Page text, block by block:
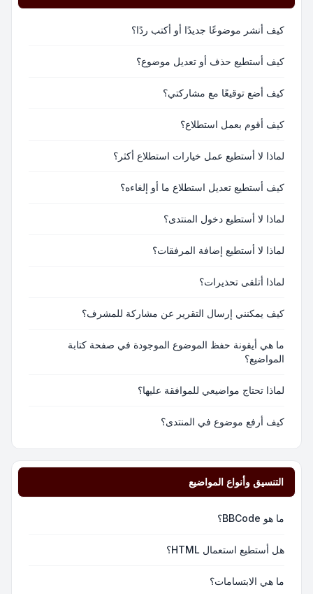
كيف أنشر موضوعًا جديدًا أو أكتب ردًا؟
كيف أستطيع حذف أو تعديل موضوع؟
كيف أضع توقيعًا مع مشاركتي؟
كيف أقوم بعمل استطلاع؟
لماذا لا أستطيع عمل خيارات استطلاع أكثر؟
كيف أستطيع تعديل استطلاع ما أو إلغاءه؟
لماذا لا أستطيع دخول المنتدى؟
لماذا لا أستطيع إضافة المرفقات؟
لماذا أتلقى تحذيرات؟
كيف يمكنني إرسال التقرير عن مشاركة للمشرف؟
ما هي أيقونة حفظ الموضوع الموجودة في صفحة كتابة
المواضيع؟
لماذا تحتاج مواضيعي للموافقة عليها؟
كيف أرفع موضوع في المنتدى؟
التنسيق وأنواع المواضيع
ما هو BBCode؟
هل أستطيع استعمال HTML؟
ما هي الابتسامات؟